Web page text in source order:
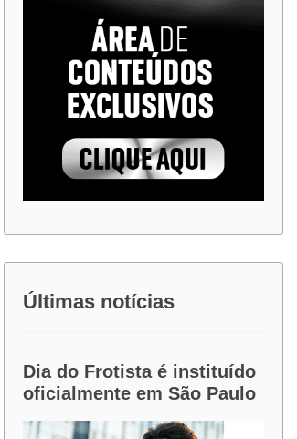
Últimas notícias
Dia do Frotista é instituído
oficialmente em São Paulo